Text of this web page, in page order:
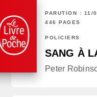
PARUTION : 11/
446 PAGES
POLICIERS
SANG À
Peter